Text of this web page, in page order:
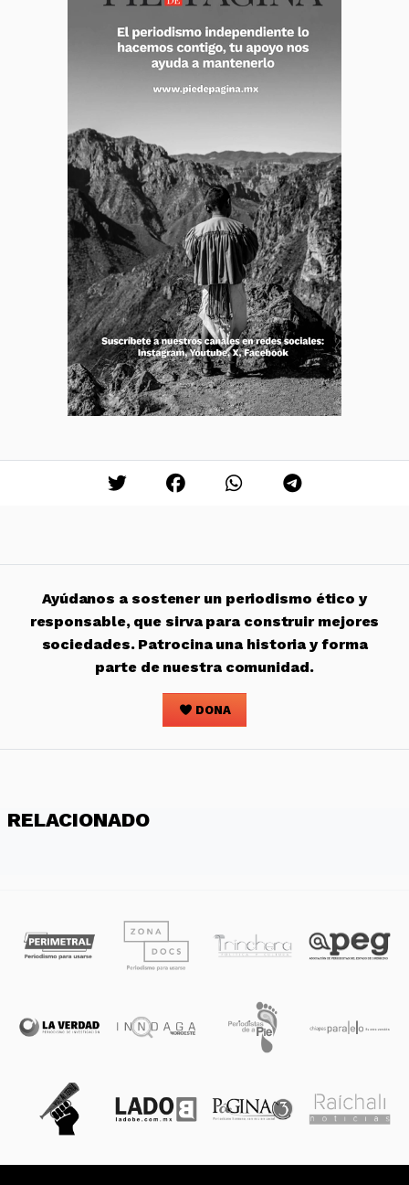
Ayúdanos a sostener un periodismo ético y
responsable, que sirva para construir mejores
sociedades. Patrocina una historia y forma
parte de nuestra comunidad.
DONA
RELACIONADO